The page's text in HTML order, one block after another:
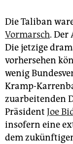
Die Taliban
Vormarsch. Der
Die jetzige
vorhersehen
wenig
Kramp-­
zuarbeitenden
Präsident Joe
insofern eine
dem